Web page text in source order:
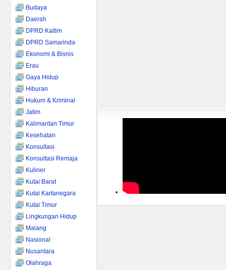
Budaya
Daerah
DPRD Kaltim
DPRD Samarinda
Ekonomi & Bisnis
Erau
Gaya Hidup
Hiburan
Hukum & Kriminal
Jatim
Kalimantan Timur
Kesehatan
Konsultasi
Konsultasi Remaja
Kuliner
Kutai Barat
Kutai Kartanegara
Kutai Timur
Lingkungan Hidup
Malang
Nasional
Nusantara
Olahraga